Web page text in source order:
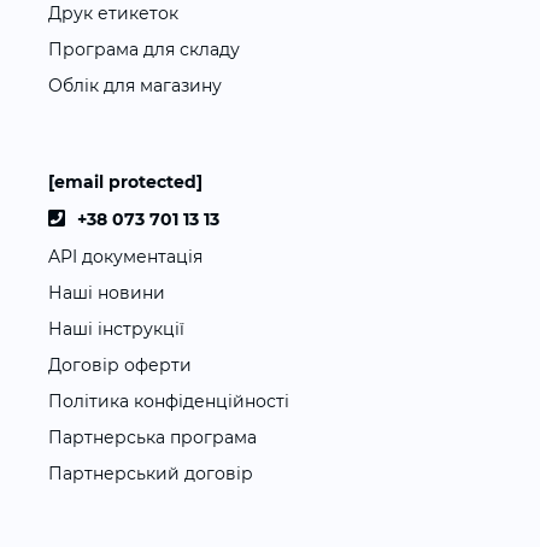
Друк етикеток
Програма для складу
Облік для магазину
[email protected]
+38 073 701 13 13
API документація
Наші новини
Наші інструкції
Договір оферти
Політика конфіденційності
Партнерська програма
Партнерський договір